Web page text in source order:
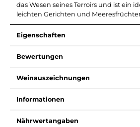
das Wesen seines Terroirs und ist ein
leichten Gerichten und
Eigenschaften
Bewertungen
Weinauszeichnungen
Informationen
Nährwertangaben